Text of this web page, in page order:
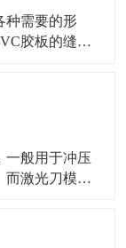
种需要的形
胶板的缝隙
刀尖刀口对
一、装夹部
一般用于冲压
而激光刀模的
的一种最优